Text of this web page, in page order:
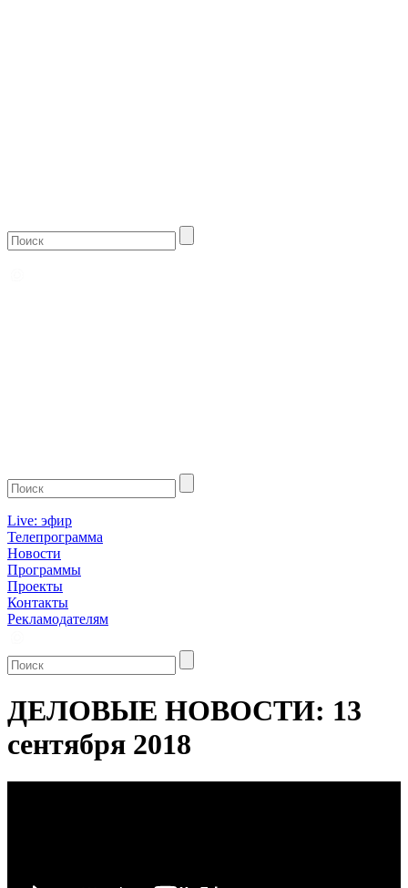
Live: эфир
Телепрограмма
Новости
Программы
Проекты
Контакты
Рекламодателям
ДЕЛОВЫЕ НОВОСТИ: 13
сентября 2018